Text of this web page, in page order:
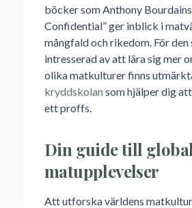
böcker som Anthony
Confidential” ger inblick i
mångfald och rikedom. För den
intresserad av att lära sig mer
olika matkulturer finns
kryddskolan som hjälper dig
ett proffs.
Din guide till
matupplevelser
Att utforska världens